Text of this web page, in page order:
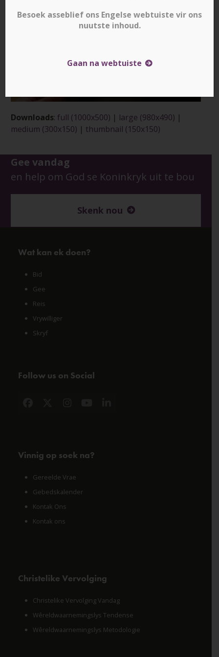
Downloads: full (1000x500) | large (980x490) |
medium (300x150) | thumbnail (150x150)
Gee vandag
en help om God se Koninkryk uit te bou
Skenk nou
Wat kan ek doen?
Bid
Gee
Reis
Vrywilliger
Skryf
Follow us on Social
Vinnig op soek na?
Gereelde Vrae
Gebedskalender
Kontak Ons
Kontak ons
Christelike Vervolging
Christelike Vervolging Vandag
Wêreldwaarnemingslys Tendense
Wêreldwaarnemingslys Metodologie
Besoek asseblief ons Engelse webtuiste vir ons
nuutste inhoud.
Gaan na webtuiste